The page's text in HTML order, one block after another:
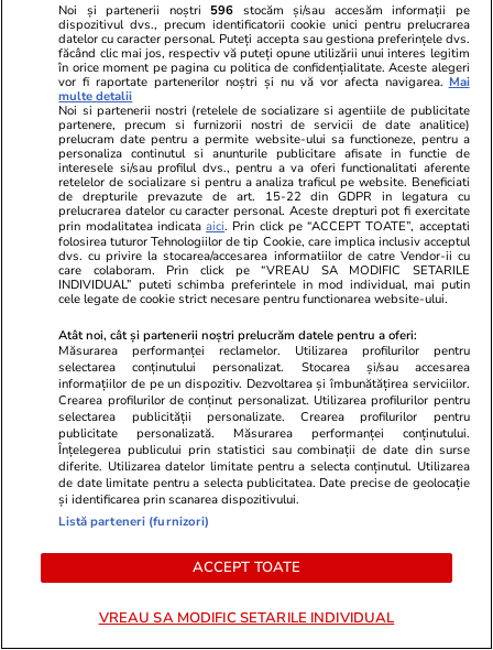
Știri România 18:34
Rezultatele loto din 23 iulie 2026. Numerele
câștigătoare extrase joi
Știri România 20:06
Reportaj de la cavoul Sfântului Preot
Mărturisitor și legionar la tinerețe Ilie
Lăcătușu, unde Icoana Arhanghelul Mihail,
simbolul mișcării, a însuflețit pelerinii
Știri Externe 11:05
Directorul organizației de sinucidere asistată
Exit a murit la peste 3.000 de metri altitudine
pe Muntele Fuji
Noi și partenerii noștri 596 stocăm și/sau accesăm informații pe
dispozitivul dvs., precum identificatorii cookie unici pentru prelucrarea
datelor cu caracter personal. Puteți accepta sau gestiona preferințele dvs.
făcând clic mai jos, respectiv vă puteți opune utilizării unui interes legitim
în orice moment pe pagina cu politica de confidențialitate. Aceste alegeri
vor fi raportate partenerilor noștri și nu vă vor afecta navigarea. Mai
multe detalii
Noi si partenerii nostri (retelele de socializare si agentiile de publicitate
partenere, precum si furnizorii nostri de servicii de date analitice)
prelucram date pentru a permite website-ului sa functioneze, pentru a
personaliza continutul si anunturile publicitare afisate in functie de
interesele si/sau profilul dvs., pentru a va oferi functionalitati aferente
retelelor de socializare si pentru a analiza traficul pe website. Beneficiati
de drepturile prevazute de art. 15-22 din GDPR in legatura cu
prelucrarea datelor cu caracter personal. Aceste drepturi pot fi exercitate
prin modalitatea indicataaici. Prin click pe “ACCEPT TOATE”, acceptati
folosirea tuturor Tehnologiilor de tip Cookie, care implica inclusiv acceptul
dvs. cu privire la stocarea/accesarea informatiilor de catre Vendor-ii cu
care colaboram. Prin click pe “VREAU SA MODIFIC SETARILE
INDIVIDUAL” puteti schimba preferintele in mod individual, mai putin
cele legate de cookie strict necesare pentru functionarea website-ului.
Atât noi, cât și partenerii noștri prelucrăm datele pentru a oferi:
Măsurarea performanței reclamelor. Utilizarea profilurilor pentru
selectarea conținutului personalizat. Stocarea și/sau accesarea
informațiilor de pe un dispozitiv. Dezvoltarea și îmbunătățirea serviciilor.
Crearea profilurilor de conținut personalizat. Utilizarea profilurilor pentru
selectarea publicității personalizate. Crearea profilurilor pentru
publicitate personalizată. Măsurarea performanței conținutului.
Înțelegerea publicului prin statistici sau combinații de date din surse
diferite. Utilizarea datelor limitate pentru a selecta conținutul. Utilizarea
de date limitate pentru a selecta publicitatea. Date precise de geolocație
și identificarea prin scanarea dispozitivului.
Listă parteneri (furnizori)
ACCEPT TOATE
VREAU SA MODIFIC SETARILE INDIVIDUAL